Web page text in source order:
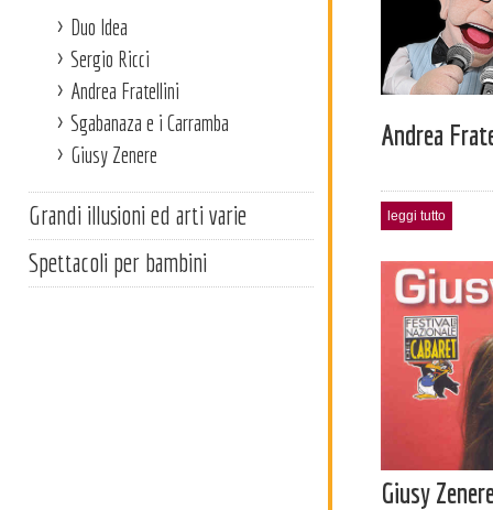
Duo Idea
Sergio Ricci
Andrea Fratellini
Sgabanaza e i Carramba
Giusy Zenere
Grandi illusioni ed arti varie
Spettacoli per bambini
Andrea
leggi tutto
Giusy